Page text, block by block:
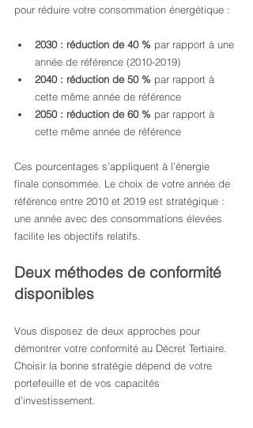
pour réduire votre consommation énergétique :
2030 : réduction de 40 % par rapport à une
année de référence (2010-2019)
2040 : réduction de 50 % par rapport à
cette même année de référence
2050 : réduction de 60 % par rapport à
cette même année de référence
Ces pourcentages s’appliquent à l’énergie
finale consommée. Le choix de votre année de
référence entre 2010 et 2019 est stratégique :
une année avec des consommations élevées
facilite les objectifs relatifs.
Deux méthodes de conformité
disponibles
Vous disposez de deux approches pour
démontrer votre conformité au Décret Tertiaire.
Choisir la bonne stratégie dépend de votre
portefeuille et de vos capacités
d’investissement.